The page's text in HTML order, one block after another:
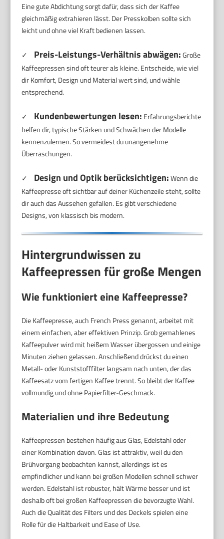
Eine gute Abdichtung sorgt dafür, dass sich der Kaffee
gleichmäßig extrahieren lässt. Der Presskolben sollte sich
leicht und ohne viel Kraft bedienen lassen.
✓ Preis-Leistungs-Verhältnis abwägen:Große
Kaffeepressen sind oft teurer als kleine. Entscheide, wie viel
dir Komfort, Design und Material wert sind, und wähle
entsprechend.
✓ Kundenbewertungen lesen: Erfahrungsberichte
helfen dir, typische Stärken und Schwächen der Modelle
kennenzulernen. So vermeidest du unangenehme
Überraschungen.
✓ Design und Optik berücksichtigen:Wenn die
Kaffeepresse oft sichtbar auf deiner Küchenzeile steht, sollte
dir auch das Aussehen gefallen. Es gibt verschiedene
Designs, von klassisch bis modern.
Hintergrundwissen zu
Kaffeepressen für große Mengen
Wie funktioniert eine Kaffeepresse?
Die Kaffeepresse, auch French Press genannt, arbeitet mit
einem einfachen, aber effektiven Prinzip. Grob gemahlenes
Kaffeepulver wird mit heißem Wasser übergossen und einige
Minuten ziehen gelassen. Anschließend drückst du einen
Metall- oder Kunststofffilter langsam nach unten, der das
Kaffeesatz vom fertigen Kaffee trennt. So bleibt der Kaffee
vollmundig und ohne Papierfilter-Geschmack.
Materialien und ihre Bedeutung
Kaffeepressen bestehen häufig aus Glas, Edelstahl oder
einer Kombination davon. Glas ist attraktiv, weil du den
Brühvorgang beobachten kannst, allerdings ist es
empfindlicher und kann bei großen Modellen schnell schwer
werden. Edelstahl ist robuster, hält Wärme besser und ist
deshalb oft bei großen Kaffeepressen die bevorzugte Wahl.
Auch die Qualität des Filters und des Deckels spielen eine
Rolle für die Haltbarkeit und Ease of Use.